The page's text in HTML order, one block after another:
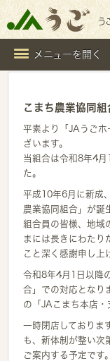
メニューを開く
こまち農業協同
平素より「JAうごホ
ざいます。
当組合は令和8年4
た。
平成10年6月に新成
農業協同組合」が誕
組合員の皆様、地域
まには長きにわたり
こと深く感謝申し上
令和8年4月1日以降
合」での対応となり
の「JAこまち本店・
一時閉店しておりま
も、新体制が整い次
ご案内する予定です